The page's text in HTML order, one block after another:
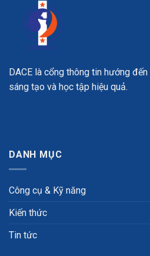
DACE là cổng thông tin hướng
sáng tạo và học tập hiệu quả.
DANH MỤC
Công cụ & Kỹ năng
Kiến thức
Tin tức